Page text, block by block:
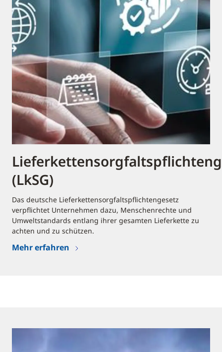
(LkSG)
Das deutsche Lieferkettensorgfaltspflichtengesetz
verpflichtet Unternehmen dazu, Menschenrechte und
Umweltstandards entlang ihrer gesamten Lieferkette zu
achten und zu schützen.
Mehr erfahren